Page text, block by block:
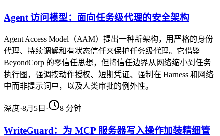
Agent 访问模型：面向任务级代理的安全架构
Agent Access Model（AAM）提出一种新架构，用严格的身份
代理、持续调解和有状态信任来保护任务级代理。它借鉴
BeyondCorp 的零信任思想，但将信任边界从网络缩小到任务
执行图，强调按动作授权、短期凭证、强制在 Harness 和网络
中而非提示词中，以及人类审批的例外性。
深度·8月5日 · 8 分钟
WriteGuard：为 MCP 服务器写入操作加装精细管